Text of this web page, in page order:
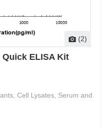
(2)
ELISA Kit
Cell Lysates, Serum and